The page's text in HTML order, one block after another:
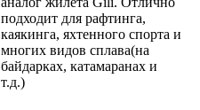
подходит для рафтинга,
каякинга, яхтенного спорта и
многих видов сплава(на
байдарках, катамаранах и
т.д.)